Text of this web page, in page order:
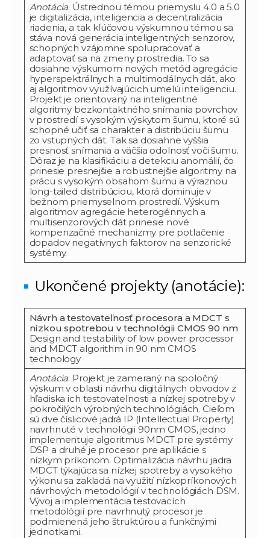
Anotácia: Ústrednou témou priemyslu 4.0 a 5.0
je digitalizácia, inteligencia a decentralizácia
riadenia, a tak kľúčovou výskumnou témou sa
stáva nová generácia inteligentných senzorov,
schopných vzájomne spolupracovať a
adaptovať sa na zmeny prostredia. To sa
dosiahne výskumom nových metód agregácie
hyperspektrálnych a multimodálnych dát, ako
aj algoritmov využívajúcich umelú inteligenciu.
Projekt je orientovaný na inteligentné
algoritmy bezkontaktného snímania povrchov
v prostredí s vysokým výskytom šumu, ktoré sú
schopné učiť sa charakter a distribúciu šumu
zo vstupných dát. Tak sa dosiahne vyššia
presnosť snímania a väčšia odolnosť voči šumu.
Dôraz je na klasifikáciu a detekciu anomálií, čo
prinesie presnejšie a robustnejšie algoritmy na
prácu s vysokým obsahom šumu a výraznou
long-tailed distribúciou, ktorá dominuje v
bežnom priemyselnom prostredí. Výskum
algoritmov agregácie heterogénnych a
multisenzorových dát prinesie nové
kompenzačné mechanizmy pre potlačenie
dopadov negatívnych faktorov na senzorické
systémy.
Ukončené projekty (anotácie):
Návrh a testovateľnosť procesora a MDCT s
nízkou spotrebou v technológii CMOS 90 nm
Design and testability of low power processor
and MDCT algorithm in 90 nm CMOS
technology
Anotácia: Projekt je zameraný na spoločný
výskum v oblasti návrhu digitálnych obvodov z
hľadiska ich testovateľnosti a nízkej spotreby v
pokročilých výrobných technológiách. Cieľom
sú dve číslicové jadrá IP (Intellectual Property)
navrhnuté v technológii 90nm CMOS, jedno
implementuje algoritmus MDCT pre systémy
DSP a druhé je procesor pre aplikácie s
nízkym príkonom. Optimalizácia návrhu jadra
MDCT týkajúca sa nízkej spotreby a vysokého
výkonu sa zakladá na využití nízkopríkonových
návrhových metodológií v technológiách DSM.
Vývoj a implementácia testovacích
metodológií pre navrhnutý procesor je
podmienená jeho štruktúrou a funkčnými
jednotkami.